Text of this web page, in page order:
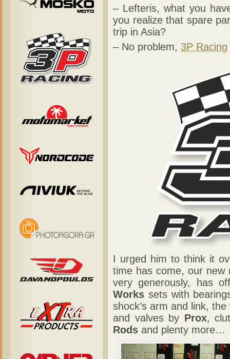
– Lefteris, what you
you realize that spare
trip in Asia?
– No problem, 3P Racing
I urged him to think it
time has come, our new
very generously, has
Works sets with
shock’s arm and link,
and valves by Prox,
Rods and plenty more…